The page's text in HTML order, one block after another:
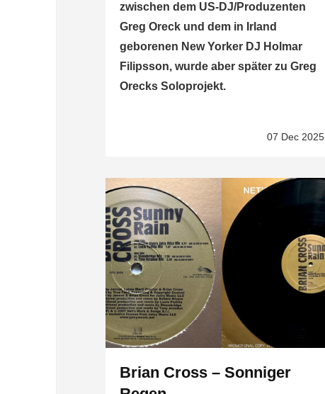
zwischen dem US-DJ/Produzenten
Greg Oreck und dem in Irland
geborenen New Yorker DJ Holmar
Filipsson, wurde aber später zu Greg
Orecks Soloprojekt.
07 Dec 2025
Brian Cross – Sonniger